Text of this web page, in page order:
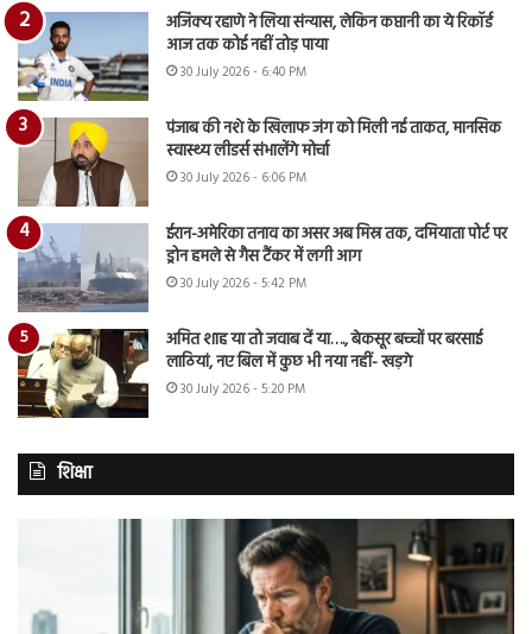
अजिंक्य रहाणे ने लिया संन्यास, लेकिन कप्तानी का ये रिकॉर्ड
आज तक कोई नहीं तोड़ पाया
30 July 2026 - 6:40 PM
पंजाब की नशे के खिलाफ जंग को मिली नई ताकत, मानसिक
स्वास्थ्य लीडर्स संभालेंगे मोर्चा
30 July 2026 - 6:06 PM
ईरान-अमेरिका तनाव का असर अब मिस्र तक, दमियाता पोर्ट पर
ड्रोन हमले से गैस टैंकर में लगी आग
30 July 2026 - 5:42 PM
अमित शाह या तो जवाब दें या…., बेकसूर बच्चों पर बरसाई
लाठियां, नए बिल में कुछ भी नया नहीं- खड़गे
30 July 2026 - 5:20 PM
शिक्षा